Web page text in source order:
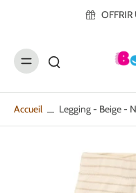
Accueil Legging - Beige -